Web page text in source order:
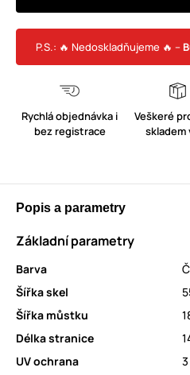
P.S.: 🔥 Nedoskladňujeme 🔥 –
Rychlá objednávka i
bez registrace
Veškeré
skladem
Popis a parametry
Základní parametry
Barva
Šířka skel
Šířka můstku
Délka stranice
UV ochrana
3